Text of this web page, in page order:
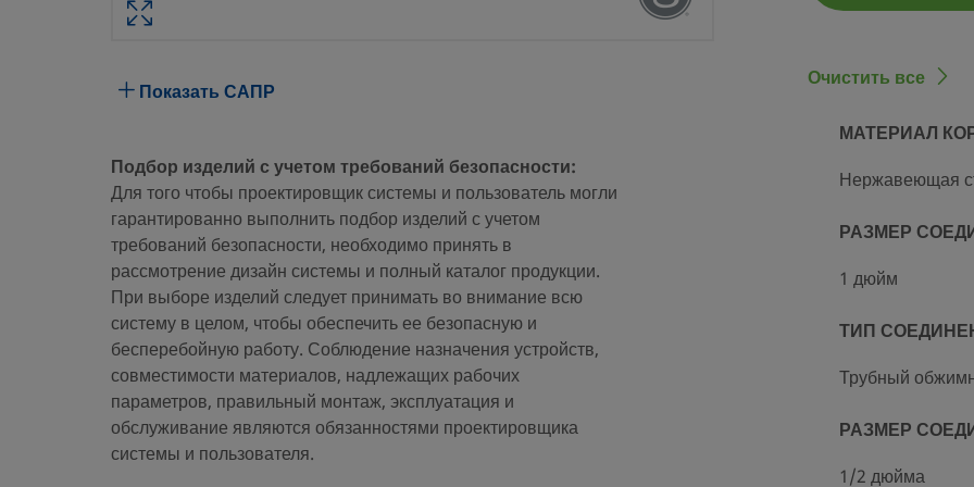
Материал корпуса
Нержавеющая сталь 316
Процедура очистки
Стандартная инструкция по очистке и упаковке (SC-10)
Размер соединения 1
1 дюйм
Тип соединения 1
Трубный обжимной фитинг Swagelok®
Размер соединения 2
1/2 дюйма
Тип соединения 2
Трубный переходник Swagelok®
Ограничитель расхода
Нет
37020701
Показать САПР
Подбор изделий с учетом требований безопасности:
Для того чтобы проектировщик системы и пользователь могли
гарантированно выполнить подбор изделий с учетом
требований безопасности, необходимо принять в
рассмотрение дизайн системы и полный каталог продукции.
При выборе изделий следует принимать во внимание всю
систему в целом, чтобы обеспечить ее безопасную и
бесперебойную работу. Соблюдение назначения устройств,
совместимости материалов, надлежащих рабочих
параметров, правильный монтаж, эксплуатация и
обслуживание являются обязанностями проектировщика
системы и пользователя.
Очистить все
Нержавеющая
МАТЕРИАЛ
1 дюйм
РАЗМЕР
Трубный
ТИП
1/2 дюйма
РАЗМЕР